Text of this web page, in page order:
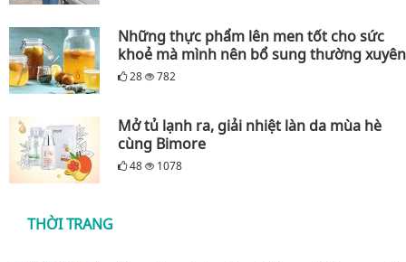
Những thực phẩm lên men tốt cho sức
khoẻ mà mình nên bổ sung thường xuyên
28 782
Mở tủ lạnh ra, giải nhiệt làn da mùa hè
cùng Bimore
48 1078
THỜI TRANG